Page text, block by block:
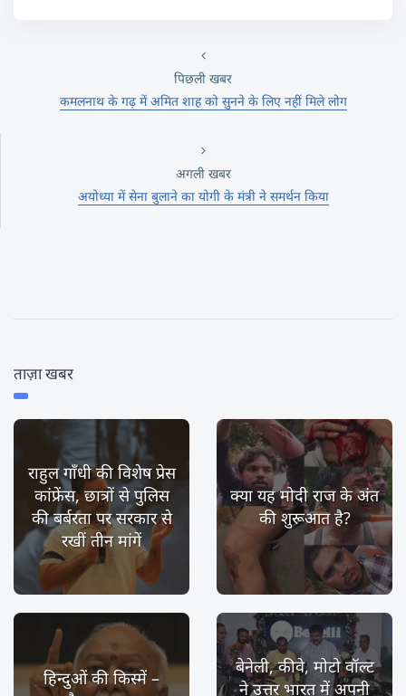
पिछली खबर
कमलनाथ के गढ़ में अमित शाह को सुनने के लिए नहीं मिले लोग
अगली खबर
अयोध्‍या में सेना बुलाने का योगी के मंत्री ने समर्थन किया
ताज़ा खबर
राहुल गाँधी की विशेष प्रेस
कांफ्रेंस, छात्रों से पुलिस
की बर्बरता पर सरकार से
रखीं तीन मांगें
क्या यह मोदी राज के अंत
की शुरूआत है?
हिन्दुओं की किस्में –
बेनेली, कीवे, मोटो वॉल्ट
ने उत्तर भारत में अपनी